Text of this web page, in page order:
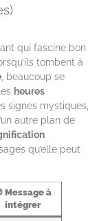
qui fascine bon
tombent à
, beaucoup se
heures
signes mystiques,
autre plan de
qu’elle peut
Message à
intégrer